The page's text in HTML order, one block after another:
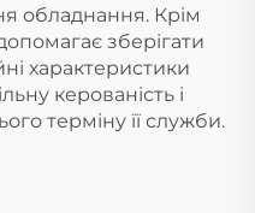
обладнання. Крім
зберігати
характеристики
керованість і
терміну її служби.